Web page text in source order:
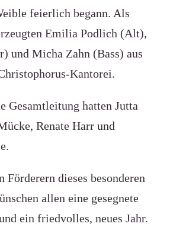
feierlich begann. Als
Emilia Podlich (Alt),
und Micha Zahn (Bass) aus
Kantorei.
Gesamtleitung hatten Jutta
Renate Harr und
Förderern dieses besonderen
allen eine gesegnete
ein friedvolles, neues Jahr.